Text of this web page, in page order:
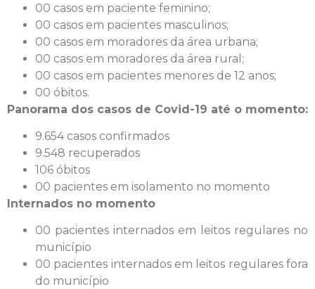
00 casos em paciente feminino;
00 casos em pacientes masculinos;
00 casos em moradores da área urbana;
00 casos em moradores da área rural;
00 casos em pacientes menores de 12 anos;
00 óbitos.
Panorama dos casos de Covid-19 até o momento:
9.654 casos confirmados
9.548 recuperados
106 óbitos
00 pacientes em isolamento no momento
Internados no momento
00 pacientes internados em leitos regulares no
município
00 pacientes internados em leitos regulares fora
do município